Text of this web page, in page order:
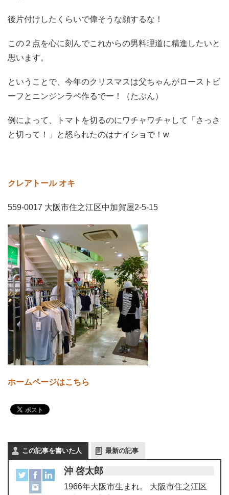
後片付けしたくらいで偉そうな顔するな！
この２点を心に刻んでこれからの男料理道に精進したいと
思います。
ということで、今年のクリスマスは父ちゃんがローストビ
ーフとニンジンラペ作るでー！（たぶん）
例によって、トマトを切るのにワチャワチャして「さっさ
と切って！」と怒られたのはナイショで！w
クレアトール オキ
559-0017 大阪市住之江区中加賀屋2-5-15
ホームページはこちら
この記事を書いた人 最新の記事
沖 啓太郎
1966年大阪市生まれ。 大阪市住之江区